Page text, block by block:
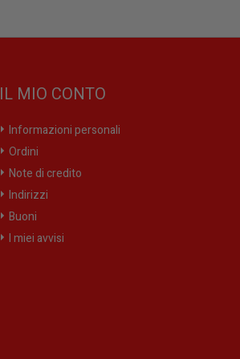
IL MIO CONTO
Informazioni personali
Ordini
Note di credito
Indirizzi
Buoni
I miei avvisi